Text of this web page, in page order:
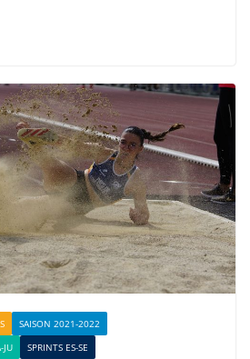
SAISON 2021-2022
JU
SPRINTS ES-SE